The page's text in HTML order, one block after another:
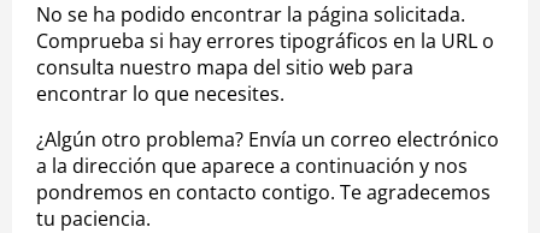
No se ha podido encontrar la página solicitada.
Comprueba si hay errores tipográficos en la URL o
consulta nuestro mapa del sitio web para
encontrar lo que necesites.
¿Algún otro problema? Envía un correo electrónico
a la dirección que aparece a continuación y nos
pondremos en contacto contigo. Te agradecemos
tu paciencia.